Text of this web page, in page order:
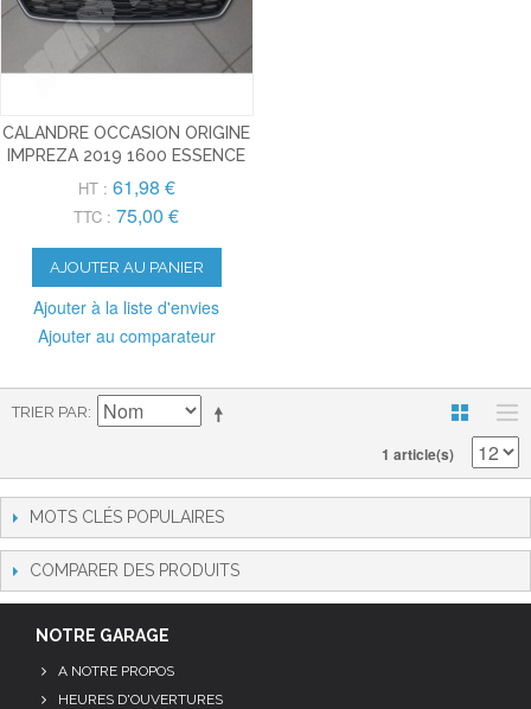
CALANDRE OCCASION ORIGINE
IMPREZA 2019 1600 ESSENCE
HT : 61,98 €
TTC : 75,00 €
AJOUTER AU PANIER
Ajouter à la liste d'envies
Ajouter au comparateur
TRIER PAR
1 article(s)
MOTS CLÉS POPULAIRES
COMPARER DES PRODUITS
NOTRE GARAGE
A NOTRE PROPOS
HEURES D'OUVERTURES